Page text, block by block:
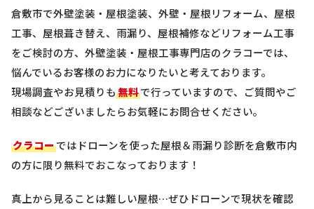
倉敷市で外壁塗装・屋根塗装、外壁・屋根リフォーム、屋根
工事、屋根葺き替え、雨漏り、屋根補修などリフォーム工事
をご検討の方、外壁塗装・屋根工事専門店のクラコーでは、
悩んでいるお客様のお力になりたいと考えております。
現場調査やお見積りも無料で行っていますので、ご質問やご
相談などございましたらお気軽にお問合せください。
クラコーではドローンを使った屋根＆雨漏り診断を倉敷市内
の方に限り無料でおこなっております！
真上から見ることは難しい屋根…ぜひドローンで現状を確認